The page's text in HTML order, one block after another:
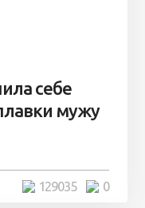
себе
мужу
0
129035